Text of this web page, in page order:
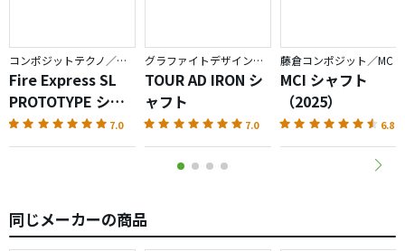
コンポジットテクノ／ファイアーエクスプレス
Fire Express SL
PROTOTYPE シャ
フト
7.0
グラファイトデザイン／TOUR AD
TOUR AD IRON シ
ャフト
7.0
藤倉コンポジット／MC
MCI シャフト
（2025）
6.8
同じメーカーの商品